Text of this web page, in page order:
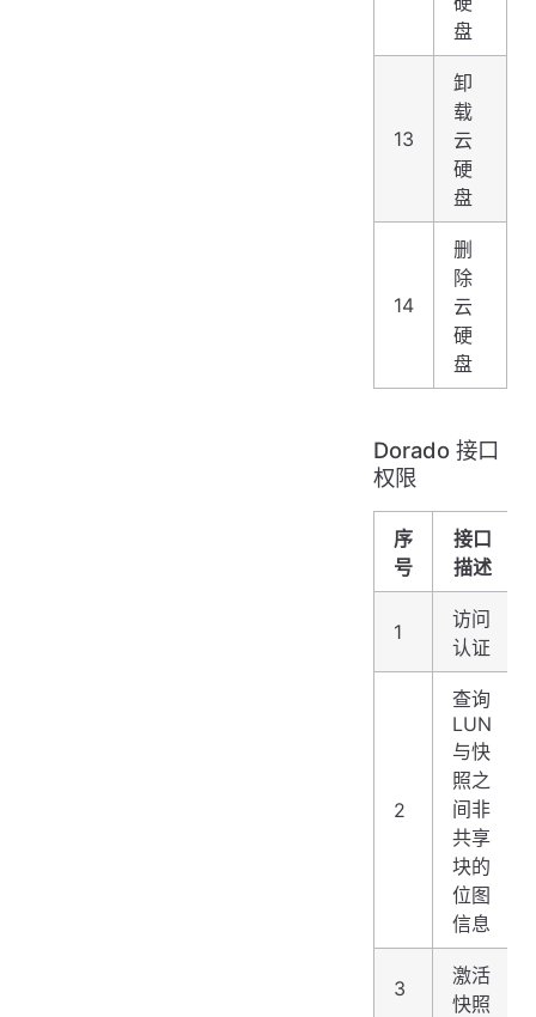
盘
13
卸
载
云
硬
盘
14
删
除
云
硬
盘
Dorado 接口
权限
序
号
接口
描述
1
访问
认证
2
查询
LUN
与快
照之
间非
共享
块的
位图
信息
3
激活
快照